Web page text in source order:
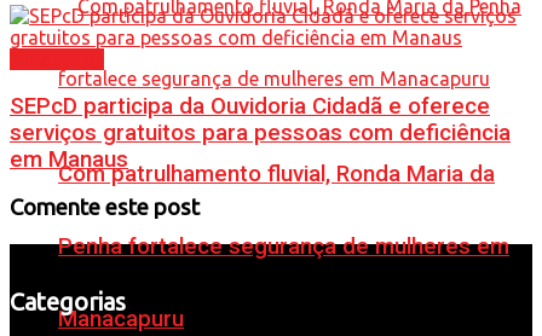
Com patrulhamento fluvial, Ronda Maria da
Penha fortalece segurança de mulheres em
Manacapuru
SEPcD participa da Ouvidoria Cidadã e oferece
serviços gratuitos para pessoas com deficiência
em Manaus
Comente este post
Categorias